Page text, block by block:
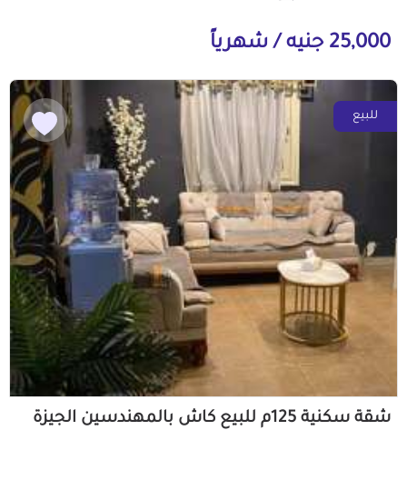
25,000 جنيه / شهرياً
للبيع
شقة سكنية 125م للبيع كاش بالمهندسين الجيزة